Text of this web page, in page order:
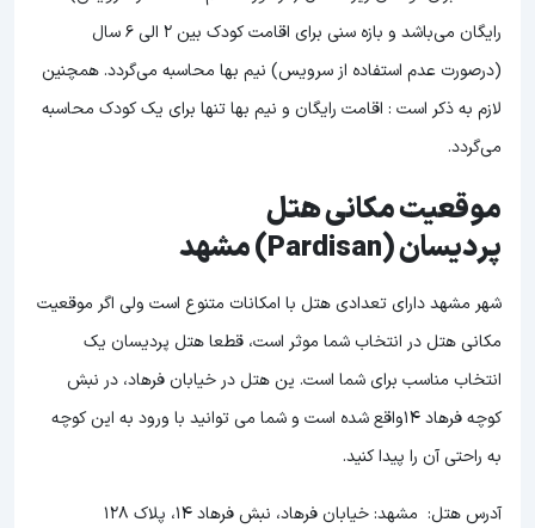
رایگان می‌باشد و بازه سنی برای اقامت کودک بین 2 الی 6 سال
(درصورت عدم استفاده از سرویس) نیم بها محاسبه می‌گردد. همچنین
لازم به ذکر است : اقامت رایگان و نیم بها تنها برای یک کودک محاسبه
می‌گردد.
موقعیت مکانی هتل
پردیسان (Pardisan) مشهد
شهر مشهد دارای تعدادی هتل با امکانات متنوع است ولی اگر موقعیت
مکانی هتل در انتخاب شما موثر است، قطعا هتل پردیسان یک
انتخاب مناسب برای شما است. ین هتل در خیابان فرهاد، در نبش
کوچه فرهاد 14واقع شده است و شما می توانید با ورود به این کوچه
به راحتی آن را پیدا کنید.
آدرس هتل: مشهد: خیابان فرهاد، نبش فرهاد ۱۴، پلاک ۱۲۸